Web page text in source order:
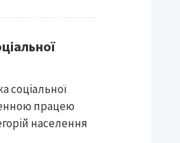
соціальної
працею
населення